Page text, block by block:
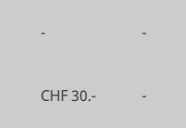
- -
CHF 30.- -